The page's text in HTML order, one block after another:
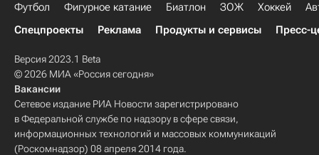
Футбол Фигурное катание Биатлон ЗОЖ Хоккей
Спецпроекты
Реклама Продукты и сервисы Пресс-
Версия 2023.1 Beta
© 2026 МИА «Россия сегодня»
Вакансии
Сетевое издание РИА Новости зарегистрировано
в Федеральной службе по надзору в сфере связи,
информационных технологий и массовых коммуникаций
(Роскомнадзор) 08 апреля 2014 года.